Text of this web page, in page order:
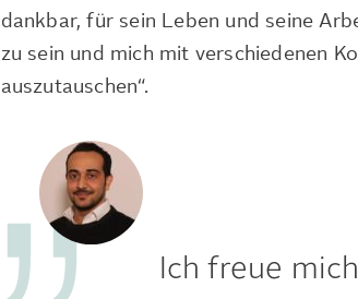
dankbar, für sein Leben und seine
zu sein und mich mit verschiedenen
auszutauschen“.
Ich freue